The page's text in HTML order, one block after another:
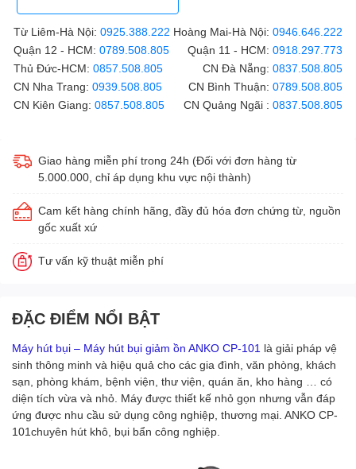
Từ Liêm-Hà Nội: 0925.388.222 Hoàng Mai-Hà Nội: 0946.646.222
Quận 12 - HCM: 0789.508.805 Quận 11 - HCM: 0918.297.773
Thủ Đức-HCM: 0857.508.805 CN Đà Nẵng: 0837.508.805
CN Nha Trang: 0939.508.805 CN Bình Thuận: 0789.508.805
CN Kiên Giang: 0857.508.805 CN Quảng Ngãi : 0837.508.805
Giao hàng miễn phí trong 24h (Đối với đơn hàng từ
5.000.000, chỉ áp dụng khu vực nội thành)
Cam kết hàng chính hãng, đầy đủ hóa đơn chứng từ, nguồn
gốc xuất xứ
Tư vấn kỹ thuật miễn phí
ĐẶC ĐIỂM NỔI BẬT
Máy hút bụi – Máy hút bụi giảm ồn ANKO CP-101 là giải pháp vệ
sinh thông minh và hiệu quả cho các gia đình, văn phòng, khách
sạn, phòng khám, bệnh viện, thư viện, quán ăn, kho hàng … có
diện tích vừa và nhỏ. Máy được thiết kế nhỏ gọn nhưng vẫn đáp
ứng được nhu cầu sử dụng công nghiệp, thương mại. ANKO CP-
101chuyên hút khô, bụi bẩn công nghiệp.